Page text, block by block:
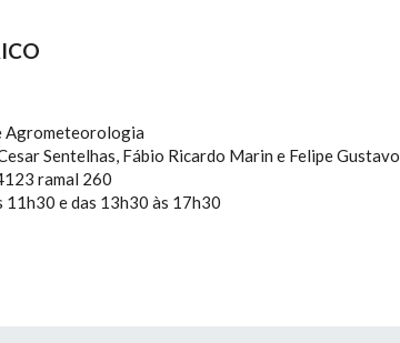
Agrometeorologia
Sentelhas, Fábio Ricardo Marin e Felipe Gustavo
ramal 260
11h30 e das 13h30 às 17h30